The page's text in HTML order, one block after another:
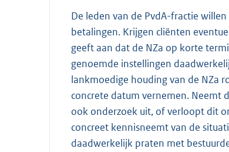
De leden van de PvdA-fractie
betalingen. Krijgen cliënten
geeft aan dat de NZa op korte
genoemde instellingen
lankmoedige houding van de NZa
concrete datum vernemen. Neemt
ook onderzoek uit, of verloopt dit
concreet kennisneemt van de
daadwerkelijk praten met